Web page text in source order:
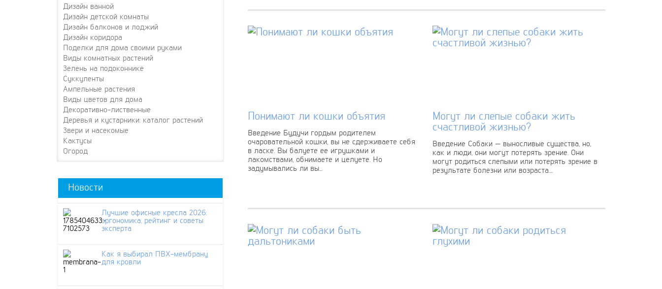
Дизайн ванной
Дизайн детской комнаты
Дизайн балконов и лоджий
Дизайн коридора
Поделки для дома своими руками
Виды комнатных растений
Зелень на подоконнике
Суккуленты
Ампельные растения
Виды цветов для дома
Декоративно-лиственные
Деревья и кустарники: каталог растений
Звери и насекомые
Кактусы
Огород
Новости
Лучшие офисные кресла 2026:
эргономика, рейтинг и советы
эксперта
Как я выбирал ПВХ-мембрану
для кровли
Понимают ли кошки объятия
Введение Будучи гордым родителем
очаровательной кошки, вы не сдерживаете себя
в ласке. Вы балуете ее игрушками и
лакомствами, обнимаете и целуете. Но
задумывались ли вы...
Могут ли слепые собаки жить
счастливой жизнью?
Введение Собаки — выносливые существа, но,
как и люди, они могут потерять зрение. Они
могут родиться слепыми или потерять зрение в
результате болезни или возраста....